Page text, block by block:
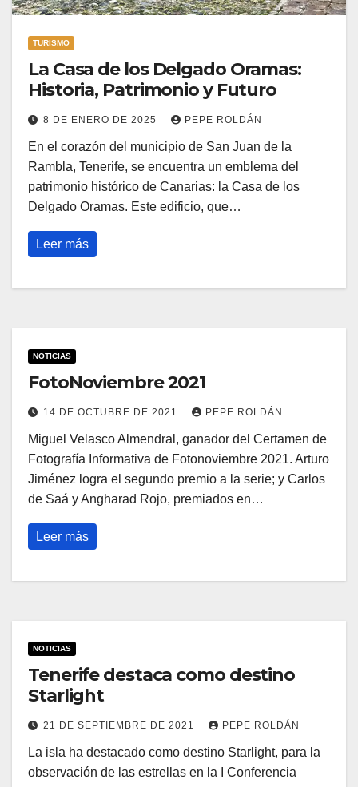
TURISMO
La Casa de los Delgado Oramas:
Historia, Patrimonio y Futuro
8 DE ENERO DE 2025 PEPE ROLDÁN
En el corazón del municipio de San Juan de la
Rambla, Tenerife, se encuentra un emblema del
patrimonio histórico de Canarias: la Casa de los
Delgado Oramas. Este edificio, que…
Leer más
NOTICIAS
FotoNoviembre 2021
14 DE OCTUBRE DE 2021 PEPE ROLDÁN
Miguel Velasco Almendral, ganador del Certamen de
Fotografía Informativa de Fotonoviembre 2021. Arturo
Jiménez logra el segundo premio a la serie; y Carlos
de Saá y Angharad Rojo, premiados en…
Leer más
NOTICIAS
Tenerife destaca como destino
Starlight
21 DE SEPTIEMBRE DE 2021 PEPE ROLDÁN
La isla ha destacado como destino Starlight, para la
observación de las estrellas en la I Conferencia